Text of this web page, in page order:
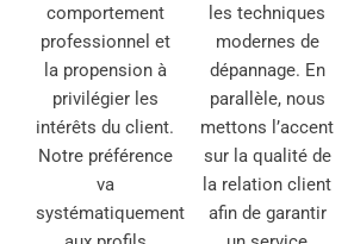
comportement
professionnel et
la propension à
privilégier les
intérêts du client.
Notre préférence
va
systématiquement
les techniques
modernes de
dépannage. En
parallèle, nous
mettons l’accent
sur la qualité de
la relation client
afin de garantir